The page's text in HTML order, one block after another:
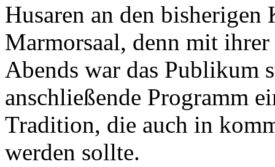
Husaren an den
Marmorsaal, denn mit
Abends war das Publikum
anschließende Programm
Tradition, die auch in
werden sollte.